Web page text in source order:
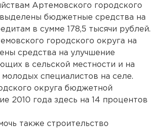
Артемовского городского
бюджетные средства на
в сумме 178,5 тысячи рублей.
городского округа на
средства на улучшение
в сельской местности и на
специалистов на селе.
округа бюджетной
2010 года здесь на 14 процентов
также строительство